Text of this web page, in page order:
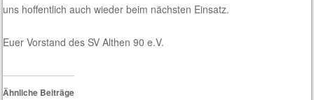
uns hoffentlich auch wieder beim nächsten Einsatz.
Euer Vorstand des SV Althen 90 e.V.
Ähnliche Beiträge